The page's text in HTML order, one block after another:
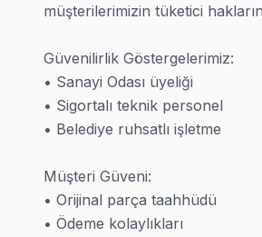
• Hız: Çoğu arıza aynı gün
• Güven: 25+ sertifikalı teknisyen
• Garanti: 6 ay işçilik garantisi
• İletişim: Müşteri hizmetleri değil,
İlk görüşme bedava. 0850 811 14 36
Her İşe Garanti
Bahçelievler TV TV Servis Garanti
müşterilerimizin tüketici
Güvenilirlik Göstergelerimiz:
• Sanayi Odası üyeliği
• Sigortalı teknik personel
• Belediye ruhsatlı işletme
Müşteri Güveni:
• Orijinal parça taahhüdü
• Ödeme kolaylıkları